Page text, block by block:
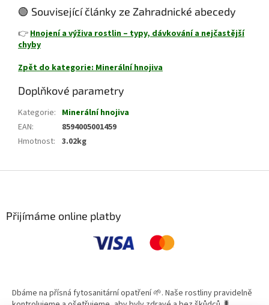
🟢 Související články ze Zahradnické abecedy
👉 Hnojení a výživa rostlin – typy, dávkování a nejčastější
chyby
Zpět do kategorie: Minerální hnojiva
Doplňkové parametry
Kategorie: Minerální hnojiva
EAN:
8594005001459
Hmotnost: 3.02kg
Přijímáme online platby
Dbáme na přísná fytosanitární opatření 🌱. Naše rostliny pravidelně